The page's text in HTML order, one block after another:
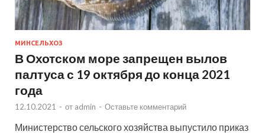
МИНСЕЛЬХОЗ
В Охотском море запрещен вылов
палтуса с 19 октября до конца 2021
года
12.10.2021 - от admin - Оставьте комментарий
Министерство сельского хозяйства выпустило приказ